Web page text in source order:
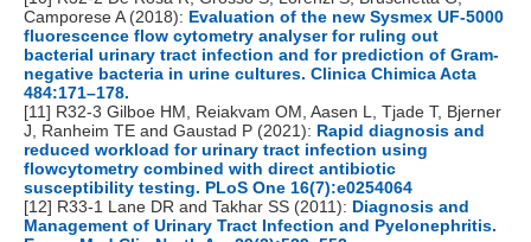
Camporese A (2018): Evaluation of the new Sysmex UF-5000
fluorescence flow cytometry analyser for ruling out
bacterial urinary tract infection and for prediction of Gram-
negative bacteria in urine cultures. Clinica Chimica Acta
484:171–178.
[11] R32-3 Gilboe HM, Reiakvam OM, Aasen L, Tjade T, Bjerner
J, Ranheim TE and Gaustad P (2021): Rapid diagnosis and
reduced workload for urinary tract infection using
flowcytometry combined with direct antibiotic
susceptibility testing. PLoS One 16(7):e0254064
[12] R33-1 Lane DR and Takhar SS (2011): Diagnosis and
Management of Urinary Tract Infection and Pyelonephritis.